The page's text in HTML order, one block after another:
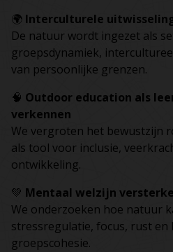
🌍 Interculturele
De natuur wordt ingezet als
groepsdynamiek,
van persoonlijke grenzen.
🧠 Outdoor education als
verkennen
We vergroten het bewustzijn
als tool voor inclusie,
ontwikkeling.
💚 Mentaal welzijn
We onderzoeken hoe natuur
stressregulatie, focus, rust en
groepscohesie.